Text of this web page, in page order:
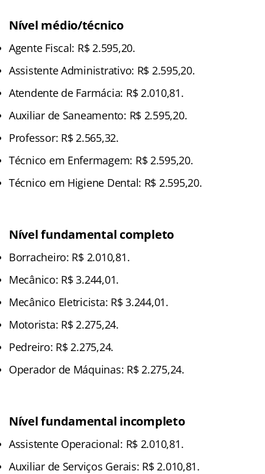
Nível médio/técnico
Agente Fiscal: R$ 2.595,20.
Assistente Administrativo: R$ 2.595,20.
Atendente de Farmácia: R$ 2.010,81.
Auxiliar de Saneamento: R$ 2.595,20.
Professor: R$ 2.565,32.
Técnico em Enfermagem: R$ 2.595,20.
Técnico em Higiene Dental: R$ 2.595,20.
Nível fundamental completo
Borracheiro: R$ 2.010,81.
Mecânico: R$ 3.244,01.
Mecânico Eletricista: R$ 3.244,01.
Motorista: R$ 2.275,24.
Pedreiro: R$ 2.275,24.
Operador de Máquinas: R$ 2.275,24.
Nível fundamental incompleto
Assistente Operacional: R$ 2.010,81.
Auxiliar de Serviços Gerais: R$ 2.010,81.